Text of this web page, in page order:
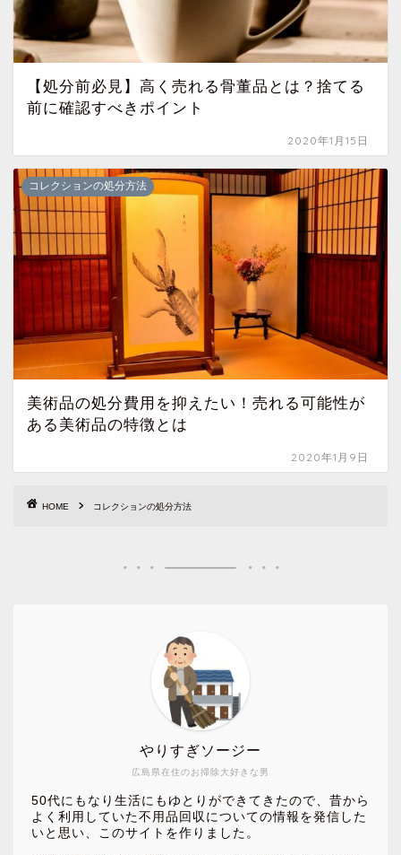
【処分前必見】高く売れる骨董品とは？捨てる
前に確認すべきポイント
2020年1月15日
コレクションの処分方法
美術品の処分費用を抑えたい！売れる可能性が
ある美術品の特徴とは
2020年1月9日
HOME コレクションの処分方法
広島県在住のお掃除大好きな男
やりすぎソージー
50代にもなり生活にもゆとりができてきたので、昔から
よく利用していた不用品回収についての情報を発信した
いと思い、このサイトを作りました。